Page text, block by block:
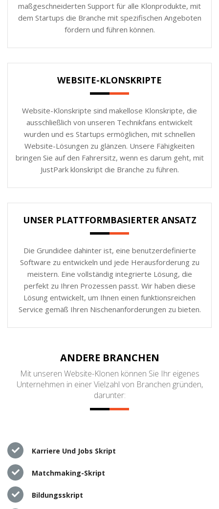
maßgeschneiderten Support für alle Klonprodukte, mit
dem Startups die Branche mit spezifischen Angeboten
fördern und führen können.
WEBSITE-KLONSKRIPTE
Website-Klonskripte sind makellose Klonskripte, die
ausschließlich von unseren Technikfans entwickelt
wurden und es Startups ermöglichen, mit schnellen
Website-Lösungen zu glänzen. Unsere Fähigkeiten
bringen Sie auf den Fahrersitz, wenn es darum geht, mit
JustPark klonskript die Branche zu führen.
UNSER PLATTFORMBASIERTER ANSATZ
Die Grundidee dahinter ist, eine benutzerdefinierte
Software zu entwickeln und jede Herausforderung zu
meistern. Eine vollständig integrierte Lösung, die
perfekt zu Ihren Prozessen passt. Wir haben diese
Lösung entwickelt, um Ihnen einen funktionsreichen
Service gemäß Ihren Nischenanforderungen zu bieten.
ANDERE BRANCHEN
Mit unseren Website-Klonen können Sie Ihr eigenes
Unternehmen in einer Vielzahl von Branchen gründen,
darunter:
Karriere Und Jobs Skript
Matchmaking-Skript
Bildungsskript